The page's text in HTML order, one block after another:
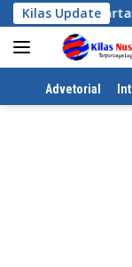
Langsung
ke
konten
Kilas Update
Wartawan
Home
Advetorial